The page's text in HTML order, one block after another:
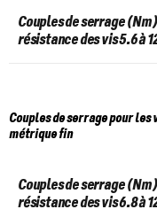
Couples de serrage
résistance des vis 5.6 à
Couples de serrage pour
métrique fin
Couples de serrage
résistance des vis 6.8 à